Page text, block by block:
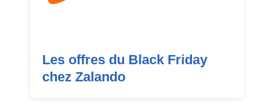
Les offres du Black Friday
chez Zalando